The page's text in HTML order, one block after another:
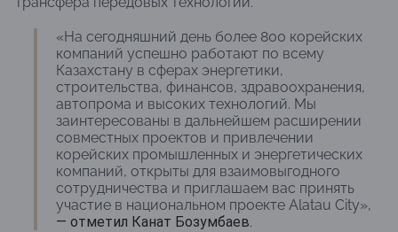
«На сегодняшний день более 800 корейских
компаний успешно работают по всему
Казахстану в сферах энергетики,
строительства, финансов, здравоохранения,
автопрома и высоких технологий. Мы
заинтересованы в дальнейшем расширении
совместных проектов и привлечении
корейских промышленных и энергетических
компаний, открыты для взаимовыгодного
сотрудничества и приглашаем вас принять
участие в национальном проекте Alatau City»,
— отметил Канат Бозумбаев.